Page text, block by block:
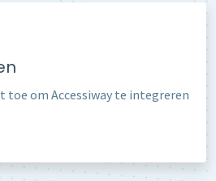
toe om Accessiway te integreren